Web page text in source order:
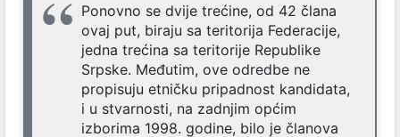
Ponovno se dvije trećine, od 42 člana
ovaj put, biraju sa teritorija Federacije,
jedna trećina sa teritorije Republike
Srpske. Međutim, ove odredbe ne
propisuju etničku pripadnost kandidata,
i u stvarnosti, na zadnjim općim
izborima 1998. godine, bilo je članova